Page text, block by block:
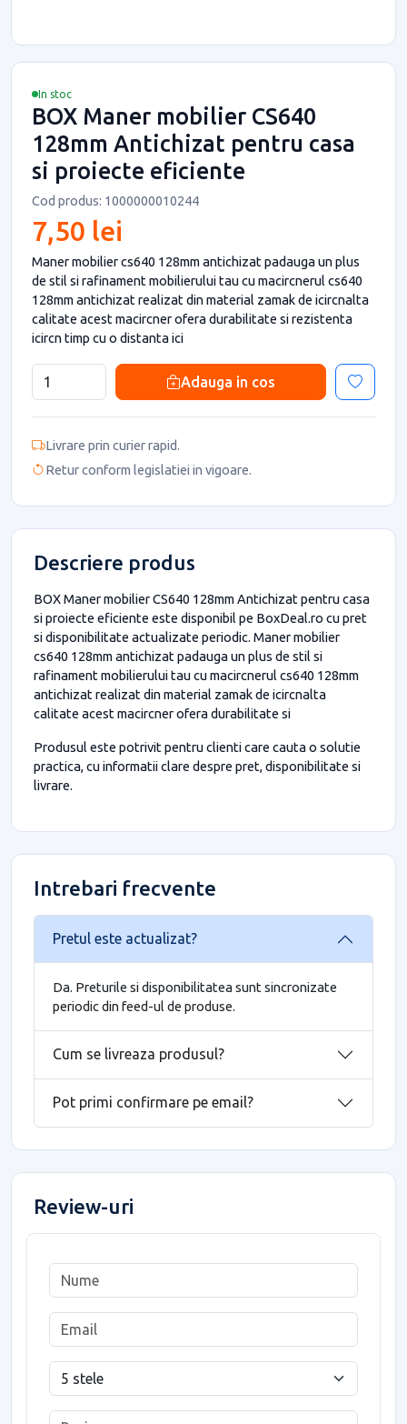
In stoc
BOX Maner mobilier CS640
128mm Antichizat pentru casa
si proiecte eficiente
Cod produs: 1000000010244
7,50 lei
Maner mobilier cs640 128mm antichizat padauga un plus
de stil si rafinament mobilierului tau cu macircnerul cs640
128mm antichizat realizat din material zamak de icircnalta
calitate acest macircner ofera durabilitate si rezistenta
icircn timp cu o distanta ici
Adauga in cos
Livrare prin curier rapid.
Retur conform legislatiei in vigoare.
Descriere produs
BOX Maner mobilier CS640 128mm Antichizat pentru casa
si proiecte eficiente este disponibil pe BoxDeal.ro cu pret
si disponibilitate actualizate periodic. Maner mobilier
cs640 128mm antichizat padauga un plus de stil si
rafinament mobilierului tau cu macircnerul cs640 128mm
antichizat realizat din material zamak de icircnalta
calitate acest macircner ofera durabilitate si
Produsul este potrivit pentru clienti care cauta o solutie
practica, cu informatii clare despre pret, disponibilitate si
livrare.
Intrebari frecvente
Pretul este actualizat?
Da. Preturile si disponibilitatea sunt sincronizate
periodic din feed-ul de produse.
Cum se livreaza produsul?
Pot primi confirmare pe email?
Review-uri